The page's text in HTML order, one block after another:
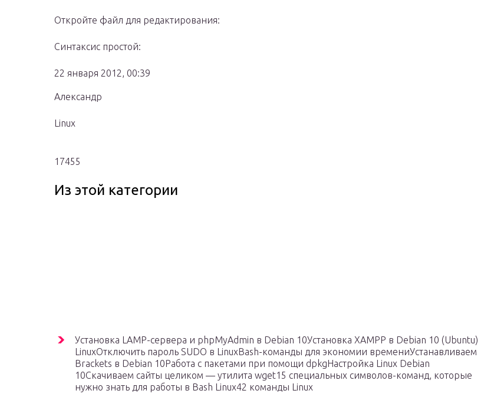
Откройте файл для редактирования:
Синтаксис простой:
22 января 2012, 00:39
Александр
Linux
17455
Из этой категории
Установка LAMP-сервера и phpMyAdmin в Debian 10Установка XAMPP в Debian 10 (Ubuntu)
LinuxОтключить пароль SUDO в LinuxBash-команды для экономии времениУстанавливаем
Brackets в Debian 10Работа с пакетами при помощи dpkgНастройка Linux Debian
10Скачиваем сайты целиком — утилита wget15 специальных символов-команд, которые
нужно знать для работы в Bash Linux42 команды Linux